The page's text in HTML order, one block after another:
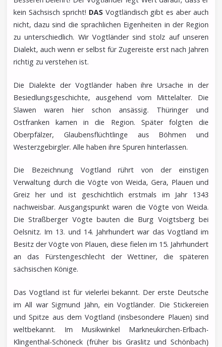
kein Sächsisch spricht! DAS Vogtländisch gibt es aber auch
nicht, dazu sind die sprachlichen Eigenheiten in der Region
zu unterschiedlich. Wir Vogtländer sind stolz auf unseren
Dialekt, auch wenn er selbst für Zugereiste erst nach Jahren
richtig zu verstehen ist.
Die Dialekte der Vogtländer haben ihre Ursache in der
Besiedlungsgeschichte, ausgehend vom Mittelalter. Die
Slawen waren hier schon ansässig. Thüringer und
Ostfranken kamen in die Region. Später folgten die
Oberpfälzer, Glaubensflüchtlinge aus Böhmen und
Westerzgebirgler. Alle haben ihre Spuren hinterlassen.
Die Bezeichnung Vogtland rührt von der einstigen
Verwaltung durch die Vögte von Weida, Gera, Plauen und
Greiz her und ist geschichtlich erstmals im Jahr 1343
nachweisbar. Ausgangspunkt waren die Vögte von Weida.
Die Straßberger Vögte bauten die Burg Voigtsberg bei
Oelsnitz. Im 13. und 14. Jahrhundert war das Vogtland im
Besitz der Vögte von Plauen, diese fielen im 15. Jahrhundert
an das Fürstengeschlecht der Wettiner, die späteren
sächsischen Könige.
Das Vogtland ist für vielerlei bekannt. Der erste Deutsche
im All war Sigmund Jähn, ein Vogtländer. Die Stickereien
und Spitze aus dem Vogtland (insbesondere Plauen) sind
weltbekannt. Im Musikwinkel Markneukirchen-Erlbach-
Klingenthal-Schöneck (früher bis Graslitz und Schönbach)